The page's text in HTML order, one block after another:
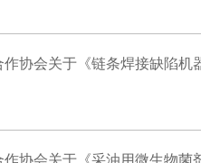
协会关于《链条焊接缺陷
协会关于《采油用微生物菌